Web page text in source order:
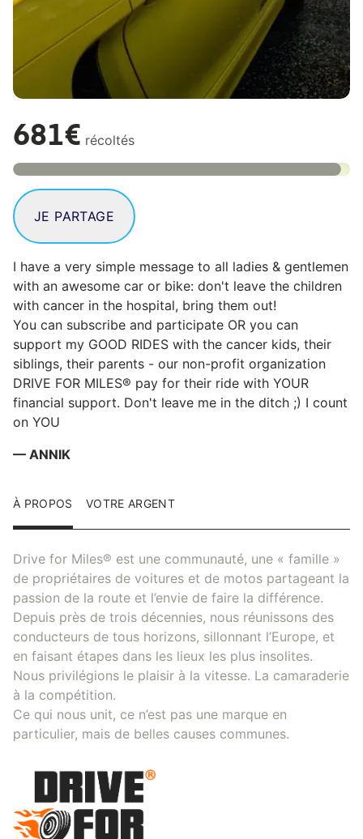
681€ récoltés
JE PARTAGE
I have a very simple message to all ladies & gentlemen
with an awesome car or bike: don't leave the children
with cancer in the hospital, bring them out!
You can subscribe and participate OR you can
support my GOOD RIDES with the cancer kids, their
siblings, their parents - our non-profit organization
DRIVE FOR MILES® pay for their ride with YOUR
financial support. Don't leave me in the ditch ;) I count
on YOU
— ANNIK
À PROPOS VOTRE ARGENT
Drive for Miles® est une communauté, une « famille »
de propriétaires de voitures et de motos partageant la
passion de la route et l’envie de faire la différence.
Depuis près de trois décennies, nous réunissons des
conducteurs de tous horizons, sillonnant l’Europe, et
en faisant étapes dans les lieux les plus insolites.
Nous privilégions le plaisir à la vitesse. La camaraderie
à la compétition.
Ce qui nous unit, ce n’est pas une marque en
particulier, mais de belles causes communes.